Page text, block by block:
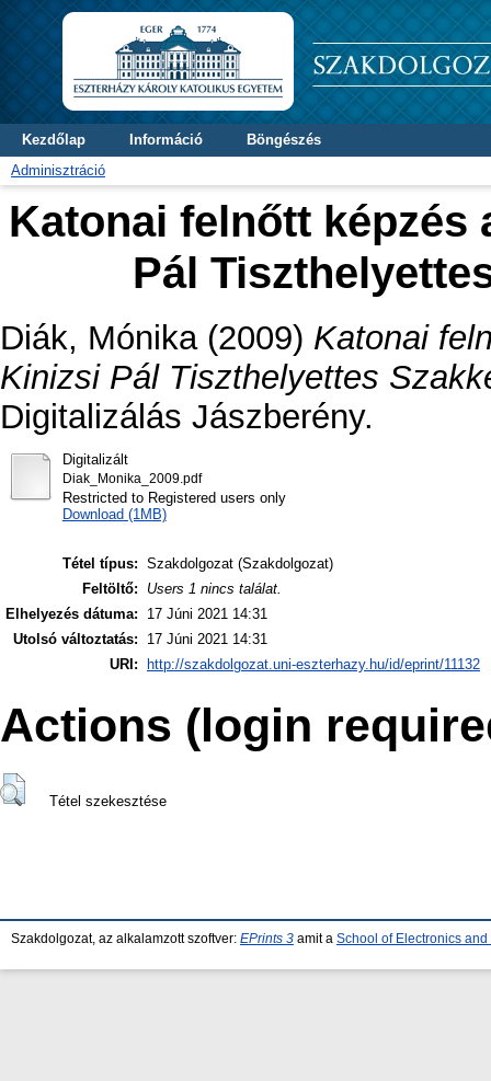
Kezdőlap Információ
Böngészés
Adminisztráció
Katonai felnőtt képzés
Pál
Diák, Mónika(2009) Katonai
Kinizsi Pál Tiszthelyettes
Digitalizálás Jászberény.
Digitalizált
Diak_Monika_2009.pdf
Restricted to Registered users only
Download (1MB)
Tétel típus: Szakdolgozat (Szakdolgozat)
Feltöltő:
Users 1 nincs találat.
Elhelyezés dátuma:
17 Júni 2021 14:31
Utolsó változtatás:
17 Júni 2021 14:31
URI:
http://szakdolgozat.uni-eszterhazy.hu/id/eprint/11132
Actions (login
Tétel szekesztése
Szakdolgozat, az alkalamzott szoftver: EPrints 3 amit a School of Electronics